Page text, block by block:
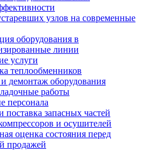
узлов на современные
оборудования в
линии
услуги
теплообменников
демонтаж оборудования
работы
персонала
поставка запасных частей
и осушителей
оценка состояния перед
продажей